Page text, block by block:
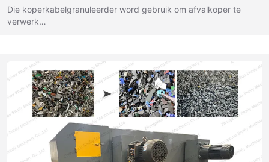
Die koperkabelgranuleerder word gebruik om afvalkoper te
verwerk…